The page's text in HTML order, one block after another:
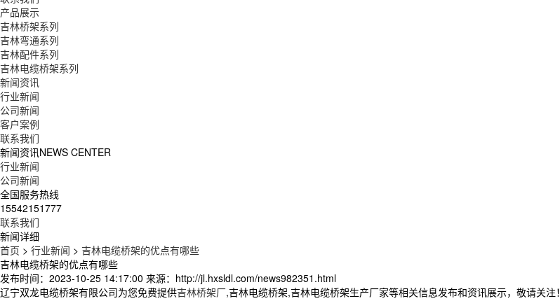
产品展示
吉林桥架系列
吉林弯通系列
吉林配件系列
吉林电缆桥架系列
新闻资讯
行业新闻
公司新闻
客户案例
联系我们
新闻资讯NEWS CENTER
行业新闻
公司新闻
全国服务热线
15542151777
联系我们
新闻详细
首页 > 行业新闻 > 吉林电缆桥架的优点有哪些
吉林电缆桥架的优点有哪些
发布时间：2023-10-25 14:17:00 来源：http://jl.hxsldl.com/news982351.html
辽宁双龙电缆桥架有限公司为您免费提供吉林桥架厂,吉林电缆桥架,吉林电缆桥架生产厂家等相关信息发布和资讯展示，敬请关注！